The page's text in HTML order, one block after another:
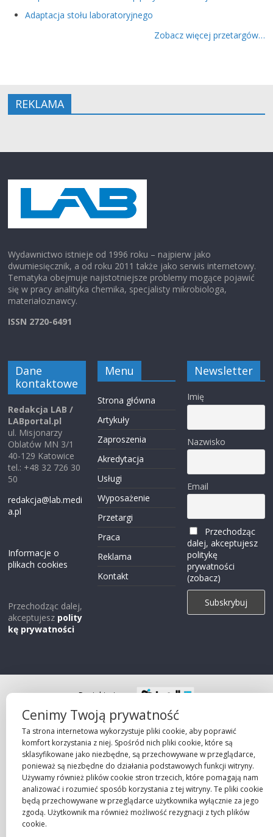
Adaptacja stołu laboratoryjnego
Zobacz więcej przetargów…
REKLAMA
Wydawnictwo istnieje od 1996 roku – najpierw jako
dwumiesięcznik, a od roku 2011 także jako serwis internetowy.
Tematyka obejmuje najistotniejsze problemy mogące pojawić
się w pracy analityka chemika, specjalisty mikrobiologa,
materiałoznawcy.
ISSN 2720-6491
Dane
kontaktowe
Redakcja LAB /
LABportal.pl
ul. Misjonarzy
Oblatów MN 3/1
40-129 Katowice
tel.: +48 32 726 30
50
redakcja@lab.medi
a.pl
Informacje o
plikach cookies
Przechodząc dalej,
akceptujesz polity
kę prywatności
Menu
Strona główna
Artykuły
Zaproszenia
Akredytacja
Usługi
Wyposażenie
Przetargi
Praca
Reklama
Kontakt
Newsletter
Imię
Nazwisko
Email
Przechodząc
dalej, akceptujesz
politykę
prywatności
(zobacz)
Projekt strony
©2026 Robie Sp. z o.o.
Cenimy Twoją prywatność
Ta strona internetowa wykorzystuje pliki cookie, aby poprawić
komfort korzystania z niej. Spośród nich pliki cookie, które są
sklasyfikowane jako niezbędne, są przechowywane w przeglądarce,
ponieważ są niezbędne do działania podstawowych funkcji witryny.
Używamy również plików cookie stron trzecich, które pomagają nam
analizować i rozumieć sposób korzystania z tej witryny. Te pliki cookie
będą przechowywane w przeglądarce użytkownika wyłącznie za jego
zgodą. Użytkownik ma również możliwość rezygnacji z tych plików
cookie.